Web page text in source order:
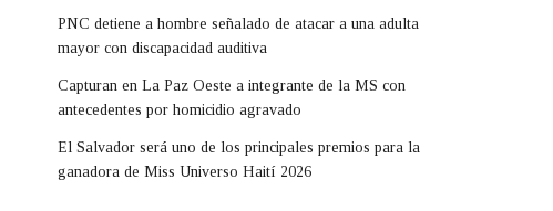
PNC detiene a hombre señalado de atacar a una adulta
mayor con discapacidad auditiva
Capturan en La Paz Oeste a integrante de la MS con
antecedentes por homicidio agravado
El Salvador será uno de los principales premios para la
ganadora de Miss Universo Haití 2026